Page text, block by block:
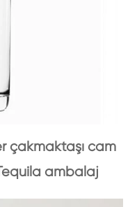
çakmaktaşı cam
ambalaj